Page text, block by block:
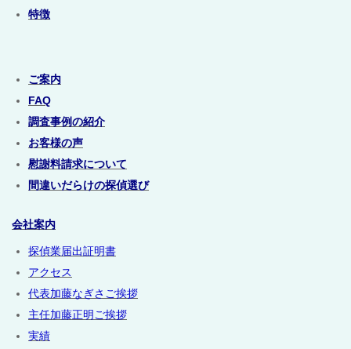
特徴
ご案内
FAQ
調査事例の紹介
お客様の声
慰謝料請求について
間違いだらけの探偵選び
会社案内
探偵業届出証明書
アクセス
代表加藤なぎさご挨拶
主任加藤正明ご挨拶
実績